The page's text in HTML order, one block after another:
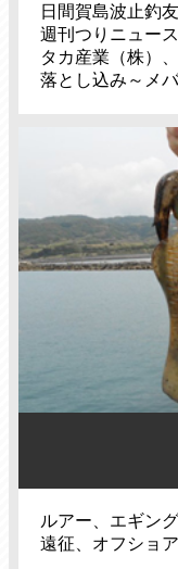
日間賀島波止釣
週刊つりニュー
タカ産業（株）
落とし込み～メ
ルアー、エギング
遠征、オフショ